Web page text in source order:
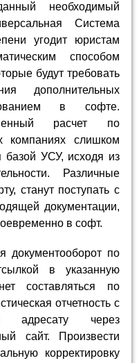
необходимый
Система
угодит юристам
способом
будут требовать
дополнительных
в софте.
расчет по
компаниях слишком
базой УСУ, исходя из
Различные
станут поступать с
документации,
в софт.
документооборот по
в указанную
составляться по
отчетность с
адресату через
сайт. Произвести
корректировку